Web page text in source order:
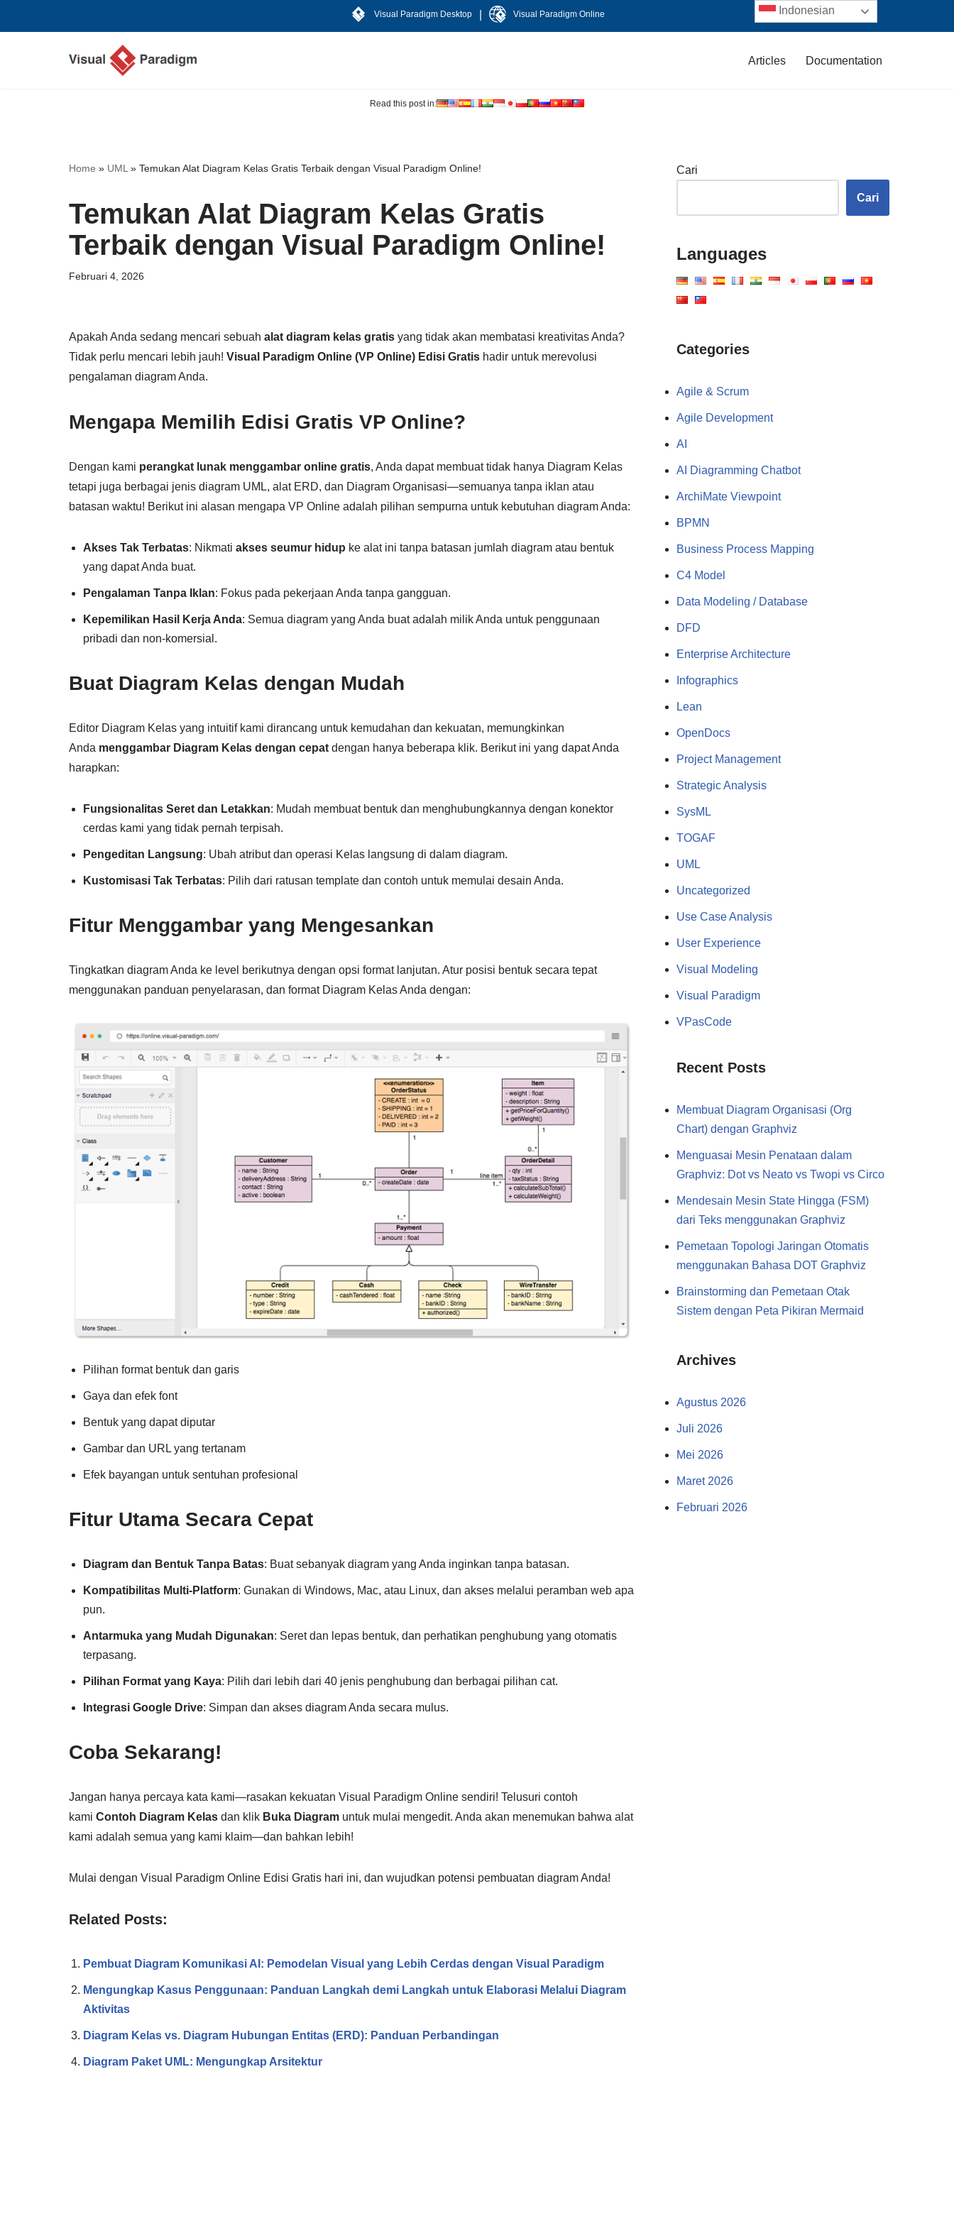
Visual Paradigm Desktop Visual Paradigm Online
Articles Documentation
Read this post in:
Home » UML » Temukan Alat Diagram Kelas Gratis Terbaik dengan Visual Paradigm Online!
Temukan Alat Diagram Kelas Gratis
Terbaik dengan Visual Paradigm Online!
Februari 4, 2026
Apakah Anda sedang mencari sebuah alat diagram kelas gratis yang tidak akan membatasi kreativitas Anda?
Tidak perlu mencari lebih jauh! Visual Paradigm Online (VP Online) Edisi Gratis hadir untuk merevolusi
pengalaman diagram Anda.
Mengapa Memilih Edisi Gratis VP Online?
Dengan kami perangkat lunak menggambar online gratis, Anda dapat membuat tidak hanya Diagram Kelas
tetapi juga berbagai jenis diagram UML, alat ERD, dan Diagram Organisasi—semuanya tanpa iklan atau
batasan waktu! Berikut ini alasan mengapa VP Online adalah pilihan sempurna untuk kebutuhan diagram Anda:
Akses Tak Terbatas: Nikmati akses seumur hidup ke alat ini tanpa batasan jumlah diagram atau bentuk
yang dapat Anda buat.
Pengalaman Tanpa Iklan: Fokus pada pekerjaan Anda tanpa gangguan.
Kepemilikan Hasil Kerja Anda: Semua diagram yang Anda buat adalah milik Anda untuk penggunaan
pribadi dan non-komersial.
Buat Diagram Kelas dengan Mudah
Editor Diagram Kelas yang intuitif kami dirancang untuk kemudahan dan kekuatan, memungkinkan
Anda menggambar Diagram Kelas dengan cepat dengan hanya beberapa klik. Berikut ini yang dapat Anda
harapkan:
Fungsionalitas Seret dan Letakkan: Mudah membuat bentuk dan menghubungkannya dengan konektor
cerdas kami yang tidak pernah terpisah.
Pengeditan Langsung: Ubah atribut dan operasi Kelas langsung di dalam diagram.
Kustomisasi Tak Terbatas: Pilih dari ratusan template dan contoh untuk memulai desain Anda.
Fitur Menggambar yang Mengesankan
Tingkatkan diagram Anda ke level berikutnya dengan opsi format lanjutan. Atur posisi bentuk secara tepat
menggunakan panduan penyelarasan, dan format Diagram Kelas Anda dengan:
Pilihan format bentuk dan garis
Gaya dan efek font
Bentuk yang dapat diputar
Gambar dan URL yang tertanam
Efek bayangan untuk sentuhan profesional
Fitur Utama Secara Cepat
Diagram dan Bentuk Tanpa Batas: Buat sebanyak diagram yang Anda inginkan tanpa batasan.
Kompatibilitas Multi-Platform: Gunakan di Windows, Mac, atau Linux, dan akses melalui peramban web apa
pun.
Antarmuka yang Mudah Digunakan: Seret dan lepas bentuk, dan perhatikan penghubung yang otomatis
terpasang.
Pilihan Format yang Kaya: Pilih dari lebih dari 40 jenis penghubung dan berbagai pilihan cat.
Integrasi Google Drive: Simpan dan akses diagram Anda secara mulus.
Coba Sekarang!
Jangan hanya percaya kata kami—rasakan kekuatan Visual Paradigm Online sendiri! Telusuri contoh
kami Contoh Diagram Kelas dan klik Buka Diagram untuk mulai mengedit. Anda akan menemukan bahwa alat
kami adalah semua yang kami klaim—dan bahkan lebih!
Mulai dengan Visual Paradigm Online Edisi Gratis hari ini, dan wujudkan potensi pembuatan diagram Anda!
Related Posts:
Pembuat Diagram Komunikasi AI: Pemodelan Visual yang Lebih Cerdas dengan Visual Paradigm
Mengungkap Kasus Penggunaan: Panduan Langkah demi Langkah untuk Elaborasi Melalui Diagram
Aktivitas
Diagram Kelas vs. Diagram Hubungan Entitas (ERD): Panduan Perbandingan
Diagram Paket UML: Mengungkap Arsitektur
Cari
Cari
Languages
Categories
Agile & Scrum
Agile Development
AI
AI Diagramming Chatbot
ArchiMate Viewpoint
BPMN
Business Process Mapping
C4 Model
Data Modeling / Database
DFD
Enterprise Architecture
Infographics
Lean
OpenDocs
Project Management
Strategic Analysis
SysML
TOGAF
UML
Uncategorized
Use Case Analysis
User Experience
Visual Modeling
Visual Paradigm
VPasCode
Recent Posts
Membuat Diagram Organisasi (Org
Chart) dengan Graphviz
Menguasai Mesin Penataan dalam
Graphviz: Dot vs Neato vs Twopi vs Circo
Mendesain Mesin State Hingga (FSM)
dari Teks menggunakan Graphviz
Pemetaan Topologi Jaringan Otomatis
menggunakan Bahasa DOT Graphviz
Brainstorming dan Pemetaan Otak
Sistem dengan Peta Pikiran Mermaid
Archives
Agustus 2026
Juli 2026
Mei 2026
Maret 2026
Februari 2026
Indonesian